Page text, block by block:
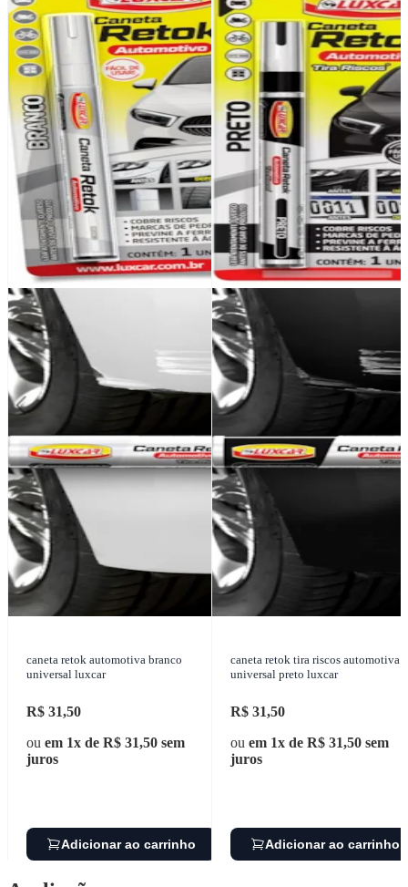
caneta retok automotiva branco
universal luxcar
R$ 31,50
ou em 1x de R$ 31,50 sem
juros
Adicionar ao carrinho
caneta retok tira riscos automotiva
universal preto luxcar
R$ 31,50
ou em 1x de R$ 31,50 sem
juros
Adicionar ao carrinho